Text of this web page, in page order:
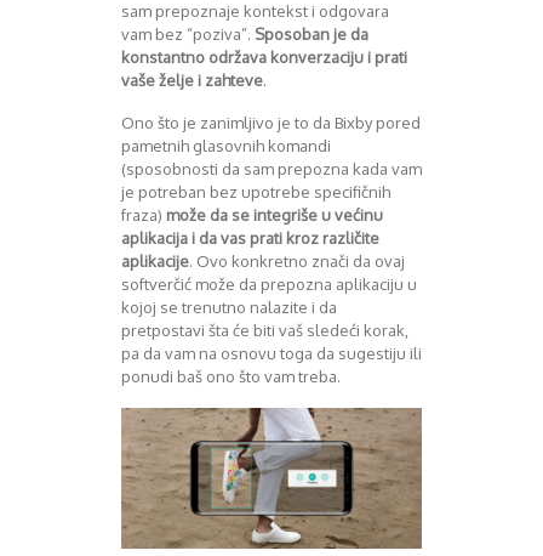
Februar 2019
Juni 2019
Februar 2020
April 2020
sam prepoznaje kontekst i odgovara
vam bez “poziva”. Sposoban je da
konstantno održava konverzaciju i prati
vaše želje i zahteve.
Ono što je zanimljivo je to da Bixby pored
pametnih glasovnih komandi
(sposobnosti da sam prepozna kada vam
je potreban bez upotrebe specifičnih
fraza) može da se integriše u većinu
aplikacija i da vas prati kroz različite
aplikacije. Ovo konkretno znači da ovaj
softverčić može da prepozna aplikaciju u
kojoj se trenutno nalazite i da
pretpostavi šta će biti vaš sledeći korak,
pa da vam na osnovu toga da sugestiju ili
ponudi baš ono što vam treba.